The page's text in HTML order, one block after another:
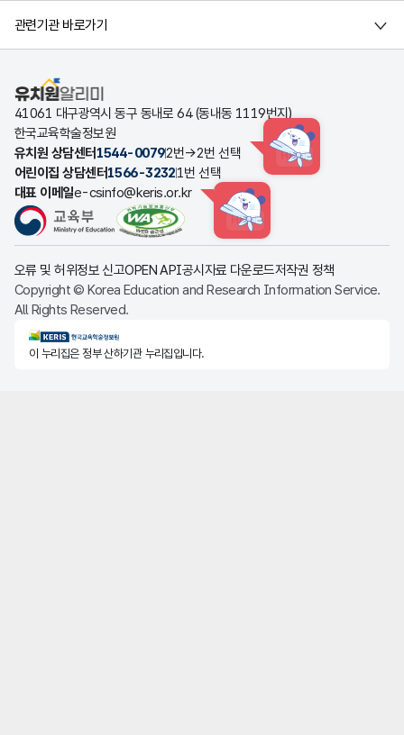
관련기관 바로가기
유치원알리미
41061 대구광역시 동구 동내로 64 (동내동 1119번지)
한국교육학술정보원
유치원 상담센터 1544-00792번→2번 선택 HINT
어린이집 상담센터1566-32321번 선택
대표 이메일e-csinfo@keris.or.kr
HINT
오류 및 허위정보 신고OPEN API공시자료 다운로드저작권 정책
Copyright © Korea Education and Research Information Service.
All Rights Reserved.
KERIS한국교육학술정보원
이 누리집은 정부 산하기관 누리집입니다.